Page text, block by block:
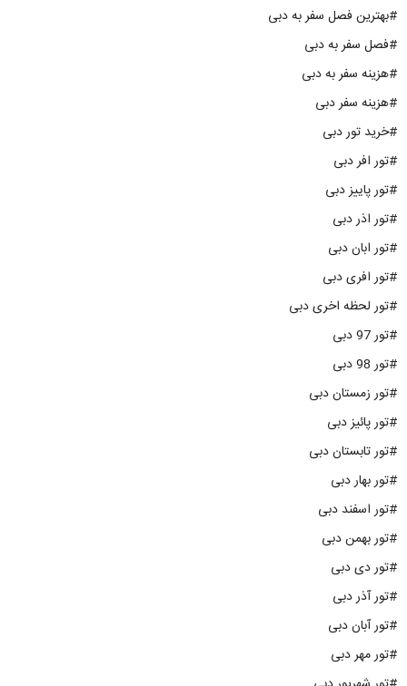
#بهترین فصل سفر به دبی
#فصل سفر به دبی
#هزینه سفر به دبی
#هزینه سفر دبی
#خرید تور دبی
#تور افر دبی
#تور پاییز دبی
#تور اذر دبی
#تور ابان دبی
#تور افری دبی
#تور لحظه اخری دبی
#تور 97 دبی
#تور 98 دبی
#تور زمستان دبی
#تور پائیز دبی
#تور تابستان دبی
#تور بهار دبی
#تور اسفند دبی
#تور بهمن دبی
#تور دی دبی
#تور آذر دبی
#تور آبان دبی
#تور مهر دبی